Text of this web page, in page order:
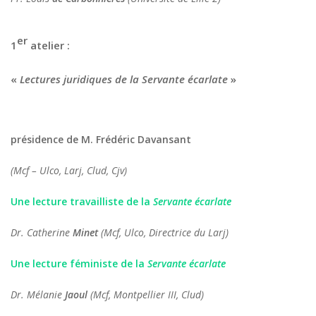
1 er atelier :
« Lectures juridiques de la Servante écarlate »
présidence de M. Frédéric Davansant
(Mcf– Ulco, Larj, Clud, Cjv)
Une lecture travailliste de la Servante écarlate
Dr. Catherine Minet(Mcf, Ulco, Directrice du Larj)
Une lecture féministe de la Servante écarlate
Dr. Mélanie Jaoul (Mcf, Montpellier III, Clud)